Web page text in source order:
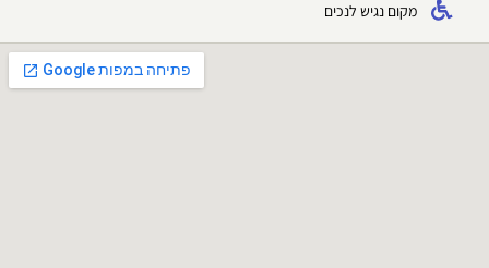
מקום נגיש לנכים